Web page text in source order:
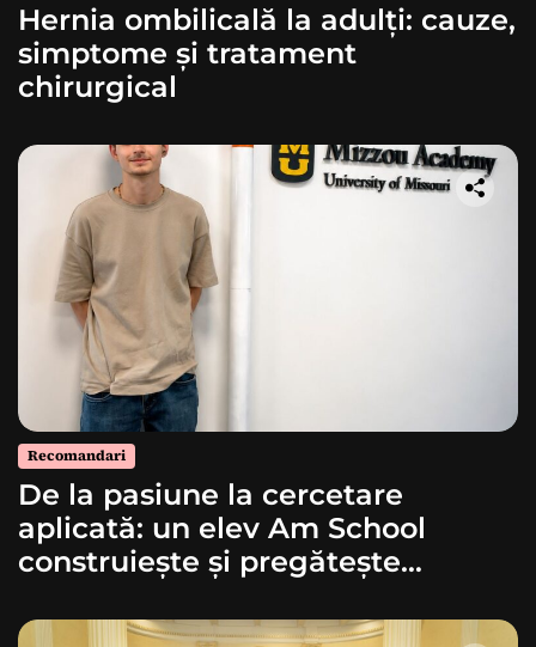
Hernia ombilicală la adulți: cauze,
simptome și tratament
chirurgical
Recomandari
De la pasiune la cercetare
aplicată: un elev Am School
construiește și pregătește